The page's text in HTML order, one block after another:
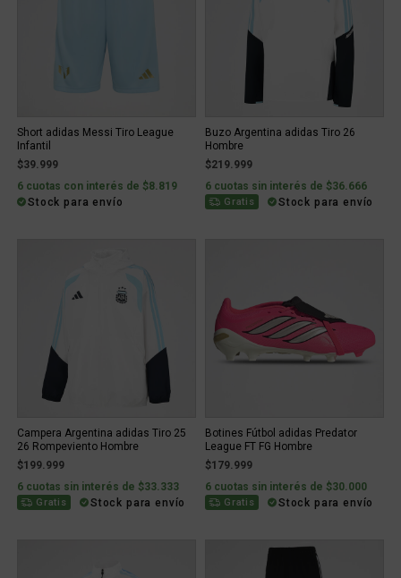
Short adidas Messi Tiro League
Infantil
$39.999
6 cuotas con interés de $8.819
Stock para envío
Buzo Argentina adidas Tiro 26
Hombre
$219.999
6 cuotas sin interés de $36.666
Gratis Stock para envío
Campera Argentina adidas Tiro 25
26 Rompeviento Hombre
$199.999
6 cuotas sin interés de $33.333
Gratis Stock para envío
Botines Fútbol adidas Predator
League FT FG Hombre
$179.999
6 cuotas sin interés de $30.000
Gratis Stock para envío